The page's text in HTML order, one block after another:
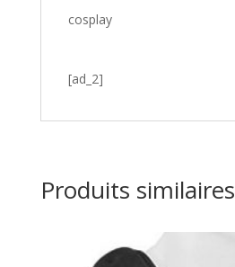
cosplay
[ad_2]
Produits similaires